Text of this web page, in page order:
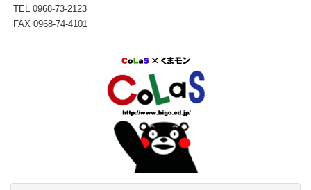
TEL 0968-73-2123
FAX 0968-74-4101